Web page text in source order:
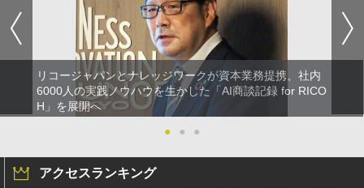
リコージャパンとナレッジワークが資本業務提携、社内
6000人の実践ノウハウを生かした「AI商談記録 for RICO
H」を展開へ
●
● ●
アクセスランキング